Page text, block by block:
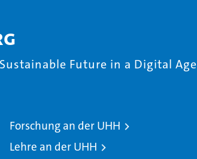
Future in a Digital Age
Forschung an der UHH
Lehre an der UHH